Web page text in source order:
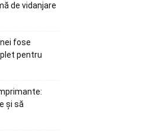
de vidanjare
fose
pentru
și să